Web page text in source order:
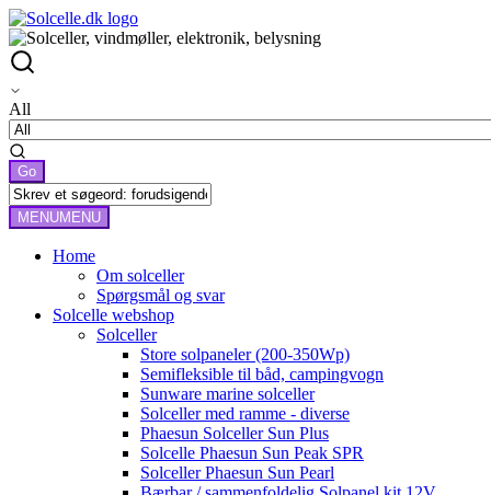
All
MENUMENU
Home
Om solceller
Spørgsmål og svar
Solcelle webshop
Solceller
Store solpaneler (200-350Wp)
Semifleksible til båd, campingvogn
Sunware marine solceller
Solceller med ramme - diverse
Phaesun Solceller Sun Plus
Solcelle Phaesun Sun Peak SPR
Solceller Phaesun Sun Pearl